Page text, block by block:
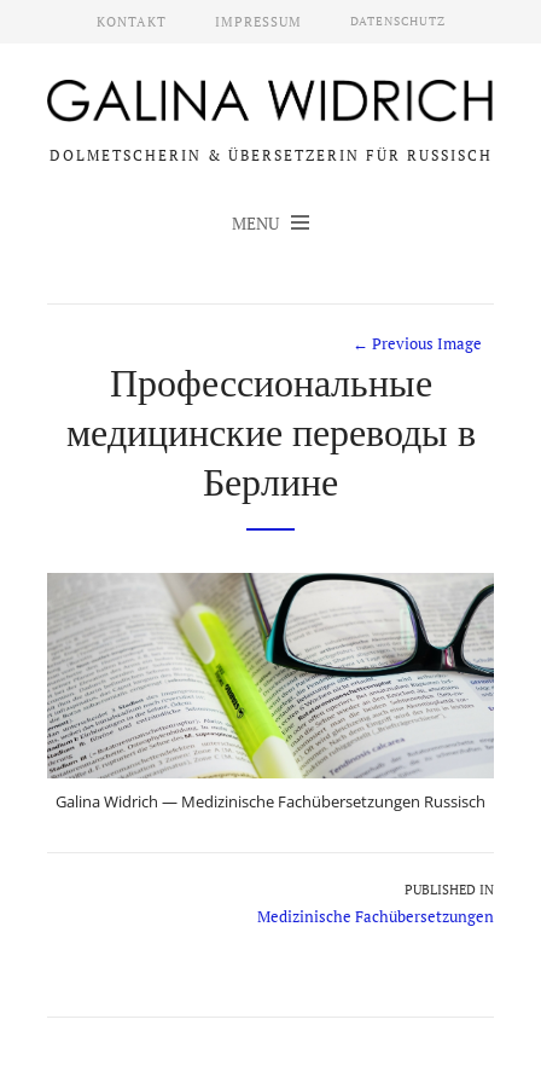
KONTAKT IMPRESSUM DATENSCHUTZ
DOLMETSCHERIN & ÜBERSETZERIN FÜR RUSSISCH
MENU
← Previous Image
Профессиональные
медицинские переводы в
Берлине
Gali­na Widrich — Medi­zinis­che Fachüber­set­zun­gen Russisch
PUBLISHED IN
Medizinische Fachübersetzungen